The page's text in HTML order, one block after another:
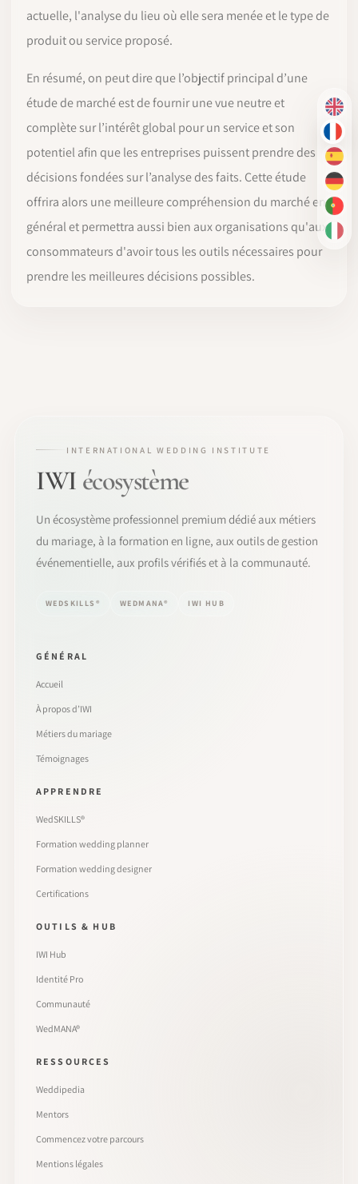
EN
FR
ES
DE
PT-
IT
actuelle, l'analyse du lieu où elle sera menée et le type de
produit ou service proposé.
En résumé, on peut dire que l’objectif principal d’une
étude de marché est de fournir une vue neutre et
complète sur l’intérêt global pour un service et son
potentiel afin que les entreprises puissent prendre des
décisions fondées sur l’analyse des faits. Cette étude
offrira alors une meilleure compréhension du marché en
général et permettra aussi bien aux organisations qu'aux
consommateurs d'avoir tous les outils nécessaires pour
prendre les meilleures décisions possibles.
INTERNATIONAL WEDDING INSTITUTE
IWI écosystème
Un écosystème professionnel premium dédié aux métiers
du mariage, à la formation en ligne, aux outils de gestion
événementielle, aux profils vérifiés et à la communauté.
WEDSKILLS® WEDMANA® IWI HUB
GÉNÉRAL
Accueil
À propos d’IWI
Métiers du mariage
Témoignages
APPRENDRE
WedSKILLS®
Formation wedding planner
Formation wedding designer
Certifications
OUTILS & HUB
IWI Hub
Identité Pro
Communauté
WedMANA®
RESSOURCES
Weddipedia
Mentors
Commencez votre parcours
Mentions légales